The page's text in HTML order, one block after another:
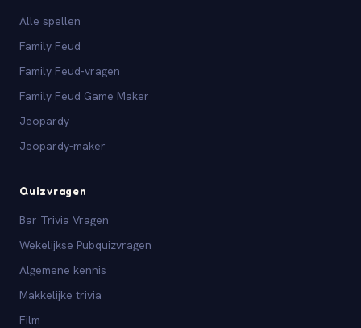
Alle spellen
Family Feud
Family Feud-vragen
Family Feud Game Maker
Jeopardy
Jeopardy-maker
Quizvragen
Bar Trivia Vragen
Wekelijkse Pubquizvragen
Algemene kennis
Makkelijke trivia
Film